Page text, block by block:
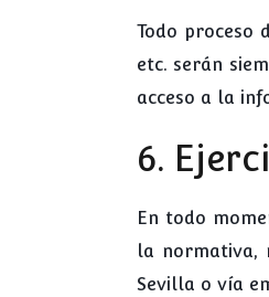
Todo proceso
etc. serán
acceso a la
6.
En todo
la normativa,
Sevilla o vía